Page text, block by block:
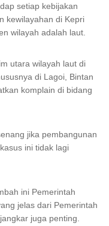
setiap kebijakan
kewilayahan di Kepri
wilayah adalah laut.
utara wilayah laut di
di Lagoi, Bintan
komplain di bidang
jika pembangunan
ini tidak lagi
ini Pemerintah
jelas dari Pemerintah
juga penting.